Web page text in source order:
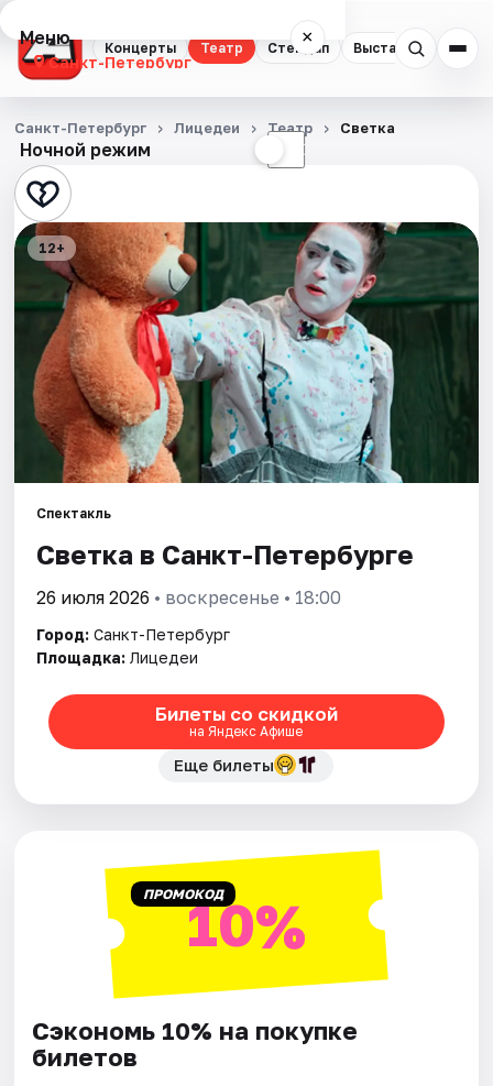
Концерты Театр Стендап Выставки
Меню ×
Санкт-Петербург
Концерты
Театр
Стендап
Выставки
Квесты
Экскурсии
Спорт
События
Города
Площадки
Артисты
Рейтинги
Ночной режим ☾
Санкт-Петербург Лицедеи Театр Светка
12+
Спектакль
Светка в Санкт-Петербурге
26 июля 2026 • воскресенье • 18:00
Город: Санкт-Петербург
Площадка: Лицедеи
Билеты со скидкой
на Яндекс Афише
Еще билеты
ПРОМОКОД10%
Сэкономь 10% на покупке
билетов